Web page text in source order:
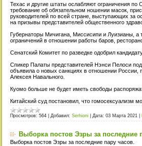
Техас и другие штаты ослабляют ограничения
требование об обязательном ношении масок,
руководителей по всей стране, выступающих за
на призывы представителей общественного
Губернаторы Мичигана, Миссисипи и Луизианы, а
ограничений в отношении работы баров,
Сенатский Комитет по разведке одобрил
Спикер Палаты представителей Нэнси Пелоси
объявила о новых санкциях в отношении России,
Алексея Навального.
Куомо больше не будет иметь свободы
Китайский суд постановил, что гомосексуализм
Просмотров: 564 Добавил: Serhioni Дата: 03 Марта 2021
Выборка постов Эзры за последние
Выборка постов Эзры за последние пару часов.